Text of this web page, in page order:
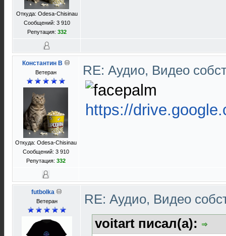
Откуда: Odesa-Chisinau
Сообщений: 3 910
Репутация: 332
Константин В
Ветеран
Откуда: Odesa-Chisinau
Сообщений: 3 910
Репутация: 332
RE: Аудио, Видео
https://
futbolka
Ветеран
RE: Аудио, Видео
voitart писал(а):